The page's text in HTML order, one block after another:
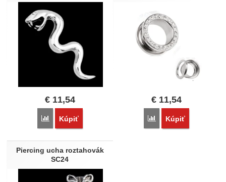
€ 11,54
Porovnať
Kúpiť
€11,54
Porovnať
Kúpiť
Piercing ucha roztahovák
SC24